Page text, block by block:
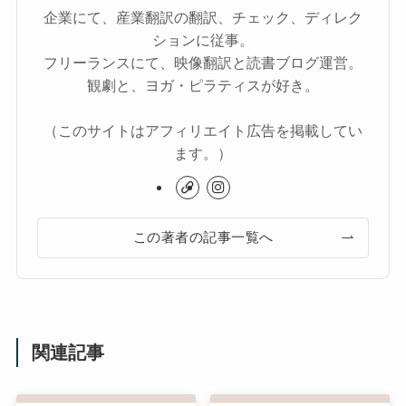
企業にて、産業翻訳の翻訳、チェック、ディレク
ションに従事。
フリーランスにて、映像翻訳と読書ブログ運営。
観劇と、ヨガ・ピラティスが好き。
（このサイトはアフィリエイト広告を掲載してい
ます。）
この著者の記事一覧へ
関連記事